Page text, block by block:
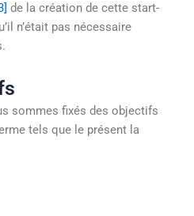
de la création de cette start-
n’était pas nécessaire
sommes fixés des objectifs
tels que le présent la